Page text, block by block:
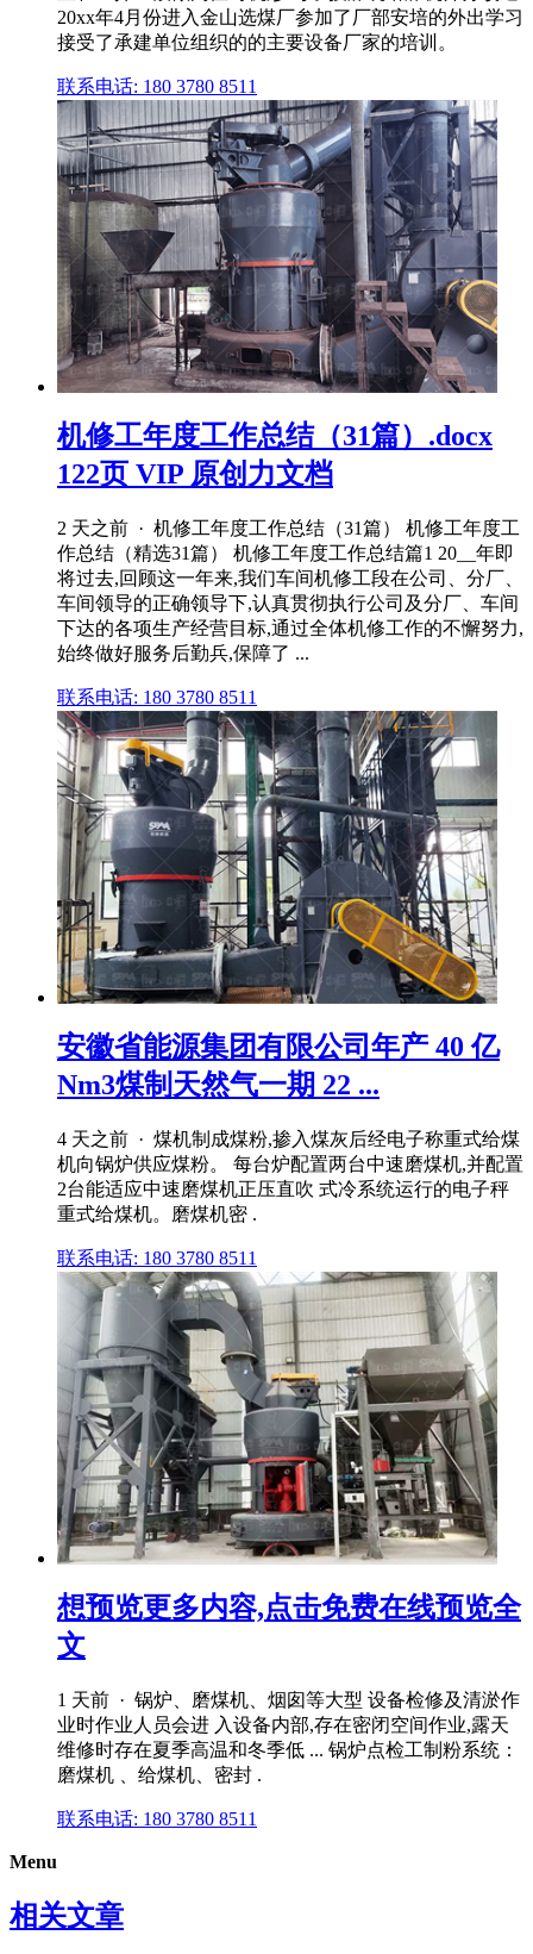
20xx年4月份进入金山选煤厂参加了厂部安培的外出学习
接受了承建单位组织的的主要设备厂家的培训。
联系电话: 180 3780 8511
机修工年度工作总结（31篇）.docx
122页 VIP 原创力文档
2 天之前 · 机修工年度工作总结（31篇） 机修工年度工
作总结（精选31篇） 机修工年度工作总结篇1 20__年即
将过去,回顾这一年来,我们车间机修工段在公司、分厂、
车间领导的正确领导下,认真贯彻执行公司及分厂、车间
下达的各项生产经营目标,通过全体机修工作的不懈努力,
始终做好服务后勤兵,保障了 ...
联系电话: 180 3780 8511
安徽省能源集团有限公司年产 40 亿
Nm3煤制天然气一期 22 ...
4 天之前 · 煤机制成煤粉,掺入煤灰后经电子称重式给煤
机向锅炉供应煤粉。 每台炉配置两台中速磨煤机,并配置
2台能适应中速磨煤机正压直吹 式冷系统运行的电子秤
重式给煤机。磨煤机密 .
联系电话: 180 3780 8511
想预览更多内容,点击免费在线预览全
文
1 天前 · 锅炉、磨煤机、烟囱等大型 设备检修及清淤作
业时作业人员会进 入设备内部,存在密闭空间作业,露天
维修时存在夏季高温和冬季低 ... 锅炉点检工制粉系统：
磨煤机 、给煤机、密封 .
联系电话: 180 3780 8511
Menu
相关文章